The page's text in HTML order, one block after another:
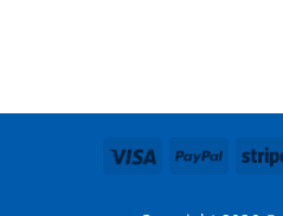
Visa PayPal